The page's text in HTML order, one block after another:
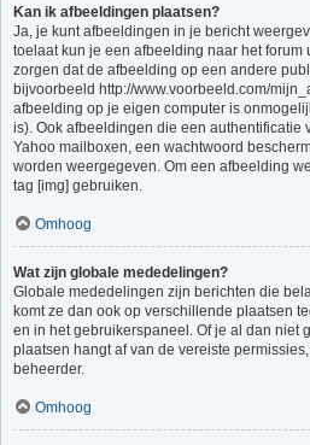
Kan ik afbeeldingen plaatsen?
Ja, je kunt afbeeldingen in je bericht
toelaat kun je een afbeelding naar het forum
zorgen dat de afbeelding op een andere
bijvoorbeeld http://www.voorbeeld.com/
afbeelding op je eigen computer is
is). Ook afbeeldingen die een authentificatie
Yahoo mailboxen, een wachtwoord
worden weergegeven. Om een afbeelding
tag [img] gebruiken.
Omhoog
Wat zijn globale mededelingen?
Globale mededelingen zijn berichten die
komt ze dan ook op verschillende plaatsen
en in het gebruikerspaneel. Of je al dan niet
plaatsen hangt af van de vereiste
beheerder.
Omhoog